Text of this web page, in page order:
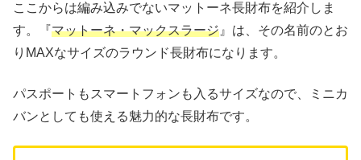
ここからは編み込みでないマットーネ長財布を紹介しま
す。『マットーネ・マックスラージ 』は、その名前のとお
りMAXなサイズのラウンド長財布になります。
パスポートもスマートフォンも入るサイズなので、ミニカ
バンとしても使える魅力的な長財布です。